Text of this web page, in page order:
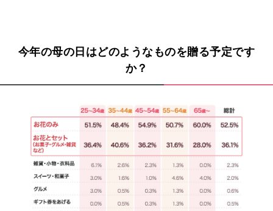
今年の母の日はどのようなものを贈る予定です
か？